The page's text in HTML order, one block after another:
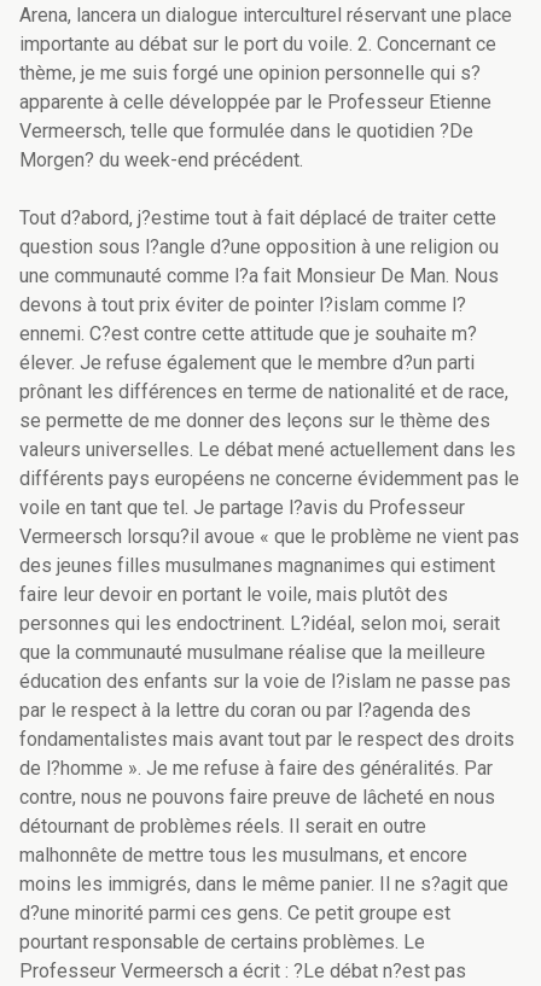
Arena, lancera un dialogue interculturel réservant une place
importante au débat sur le port du voile. 2. Concernant ce
thème, je me suis forgé une opinion personnelle qui s?
apparente à celle développée par le Professeur Etienne
Vermeersch, telle que formulée dans le quotidien ?De
Morgen? du week-end précédent.
Tout d?abord, j?estime tout à fait déplacé de traiter cette
question sous l?angle d?une opposition à une religion ou
une communauté comme l?a fait Monsieur De Man. Nous
devons à tout prix éviter de pointer l?islam comme l?
ennemi. C?est contre cette attitude que je souhaite m?
élever. Je refuse également que le membre d?un parti
prônant les différences en terme de nationalité et de race,
se permette de me donner des leçons sur le thème des
valeurs universelles. Le débat mené actuellement dans les
différents pays européens ne concerne évidemment pas le
voile en tant que tel. Je partage l?avis du Professeur
Vermeersch lorsqu?il avoue « que le problème ne vient pas
des jeunes filles musulmanes magnanimes qui estiment
faire leur devoir en portant le voile, mais plutôt des
personnes qui les endoctrinent. L?idéal, selon moi, serait
que la communauté musulmane réalise que la meilleure
éducation des enfants sur la voie de l?islam ne passe pas
par le respect à la lettre du coran ou par l?agenda des
fondamentalistes mais avant tout par le respect des droits
de l?homme ». Je me refuse à faire des généralités. Par
contre, nous ne pouvons faire preuve de lâcheté en nous
détournant de problèmes réels. Il serait en outre
malhonnête de mettre tous les musulmans, et encore
moins les immigrés, dans le même panier. Il ne s?agit que
d?une minorité parmi ces gens. Ce petit groupe est
pourtant responsable de certains problèmes. Le
Professeur Vermeersch a écrit : ?Le débat n?est pas